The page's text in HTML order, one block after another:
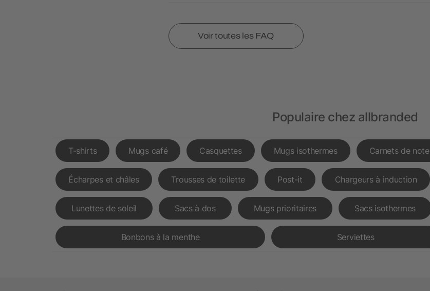
Voir toutes les FAQ
Populaire chez allbranded
T-shirts Mugs café Casquettes Mugs isothermes Carnets de note
Écharpes et châles Trousses de toilette Post-it Chargeurs à induction
Lunettes de soleil Sacs à dos Mugs prioritaires Sacs isothermes
Bonbons à la menthe Serviettes